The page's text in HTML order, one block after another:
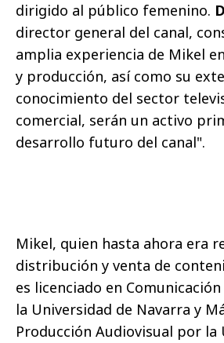
dirigido al público femenino.
director general del canal,
amplia experiencia de Mikel
y producción, así como su
conocimiento del sector
comercial, serán un activo
desarrollo futuro del canal".
Mikel, quien hasta ahora era
distribución y venta de
es licenciado en
la Universidad de Navarra y
Producción Audiovisual por la